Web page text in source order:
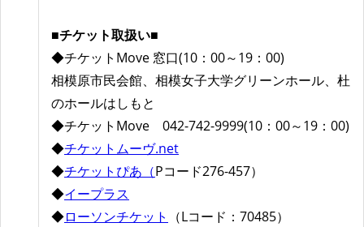
■チケット取扱い■
◆チケットMove 窓口(10：00～19：00)
相模原市民会館、相模女子大学グリーンホール、杜
のホールはしもと
◆チケットMove 042-742-9999(10：00～19：00)
◆チケットムーヴ.net
◆チケットぴあ（Pコード276-457）
◆イープラス
◆ローソンチケット
（Lコード：70485）